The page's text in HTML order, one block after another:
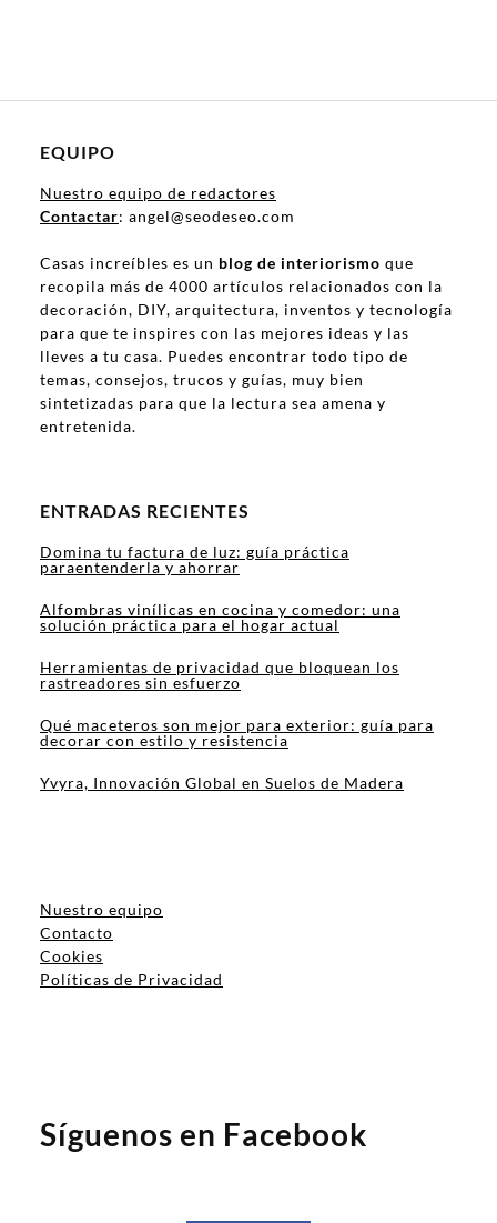
EQUIPO
Nuestro equipo de redactores
Contactar: angel@seodeseo.com
Casas increíbles es un blog de interiorismo que
recopila más de 4000 artículos relacionados con la
decoración, DIY, arquitectura, inventos y tecnología
para que te inspires con las mejores ideas y las
lleves a tu casa. Puedes encontrar todo tipo de
temas, consejos, trucos y guías, muy bien
sintetizadas para que la lectura sea amena y
entretenida.
ENTRADAS RECIENTES
Domina tu factura de luz: guía práctica
paraentenderla y ahorrar
Alfombras vinílicas en cocina y comedor: una
solución práctica para el hogar actual
Herramientas de privacidad que bloquean los
rastreadores sin esfuerzo
Qué maceteros son mejor para exterior: guía para
decorar con estilo y resistencia
Yvyra, Innovación Global en Suelos de Madera
Nuestro equipo
Contacto
Cookies
Políticas de Privacidad
Síguenos en Facebook